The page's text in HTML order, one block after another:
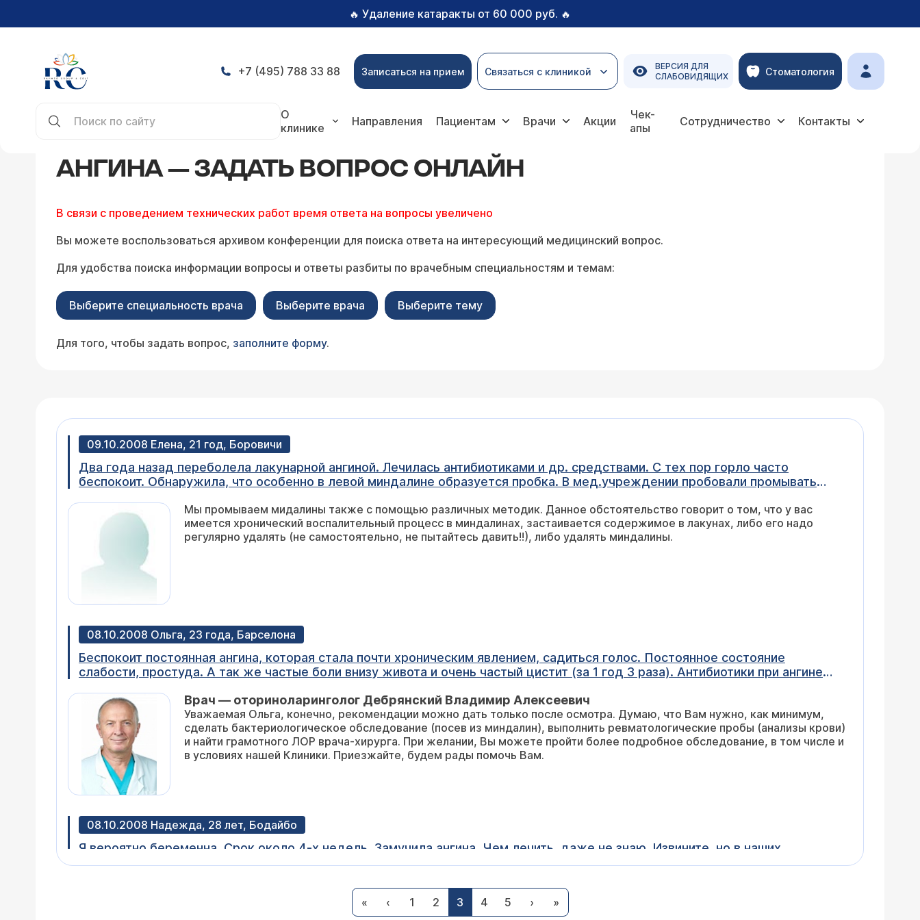
🔥 Удаление катаракты от 60 000 руб. 🔥
+7 (495) 788 33 88 Записаться на прием Связаться с клиникой
ВЕРСИЯ ДЛЯ
СЛАБОВИДЯЩИХ
Стоматология
О
клинике
Направления Пациентам Врачи Акции
Чек-
апы
Сотрудничество Контакты
АНГИНА — ЗАДАТЬ ВОПРОС ОНЛАЙН
В связи с проведением технических работ время ответа на вопросы увеличено
Вы можете воспользоваться архивом конференции для поиска ответа на интересующий медицинский вопрос.
Для удобства поиска информации вопросы и ответы разбиты по врачебным специальностям и темам:
Выберите специальность врача Выберите врача Выберите тему
Для того, чтобы задать вопрос, заполните форму.
09.10.2008 Елена, 21 год, Боровичи
Два года назад переболела лакунарной ангиной. Лечилась антибиотиками и др. средствами. С тех пор горло часто
беспокоит. Обнаружила, что особенно в левой миндалине образуется пробка. В мед.учреждении пробовали промывать
увеличивается. Иногда могу её выдавить пальцем. Что с ней делать? Какими методами работают у вас в таком случае?
Мы промываем мидалины также с помощью различных методик. Данное обстоятельство говорит о том, что у вас
имеется хронический воспалительный процесс в миндалинах, застаивается содержимое в лакунах, либо его надо
регулярно удалять (не самостоятельно, не пытайтесь давить!!), либо удалять миндалины.
08.10.2008 Ольга, 23 года, Барселона
Беспокоит постоянная ангина, которая стала почти хроническим явлением, садиться голос. Постоянное состояние
слабости, простуда. А так же частые боли внизу живота и очень частый цистит (за 1 год 3 раза). Антибиотики при ангине
случае лучше сделать, к какому специалисту обратиться или лучше сделать полное обследование организма? Можно ли
это сделать у вас в клинике? В Европе врачи вменяемых ответов не дают и то лечение, что прописывают - неэффективно.
Врач — оториноларинголог Дебрянский Владимир Алексеевич
Уважаемая Ольга, конечно, рекомендации можно дать только после осмотра. Думаю, что Вам нужно, как минимум,
сделать бактериологическое обследование (посев из миндалин), выполнить ревматологические пробы (анализы крови)
и найти грамотного ЛОР врача-хирурга. При желании, Вы можете пройти более подробное обследование, в том числе и
в условиях нашей Клиники. Приезжайте, будем рады помочь Вам.
08.10.2008 Надежда, 28 лет, Бодайбо
Я вероятно беременна. Срок около 4-х недель. Замучила ангина. Чем лечить, даже не знаю. Извините, но в наших
специалистах я глубоко сомневаюсь. В данное время полощу горло растворами эвкалипта, календулы и каменного масла
Что вы подразумеваете под словом ангина: высокую температуру и боли в горле? Или пробки и дискомфорт? Опишите
подробнее ваше состояние, как болит, где болит, когда, куда отдает. Тогда можно что-то советовать, хотя советовать
по интернету - это не самый лучший вариант.
« ‹ 1 2 3 4 5 › »